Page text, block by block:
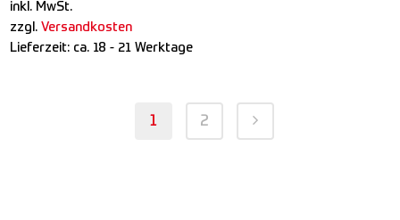
inkl. MwSt.
zzgl. Versandkosten
Lieferzeit: ca. 18 - 21 Werktage
1 2